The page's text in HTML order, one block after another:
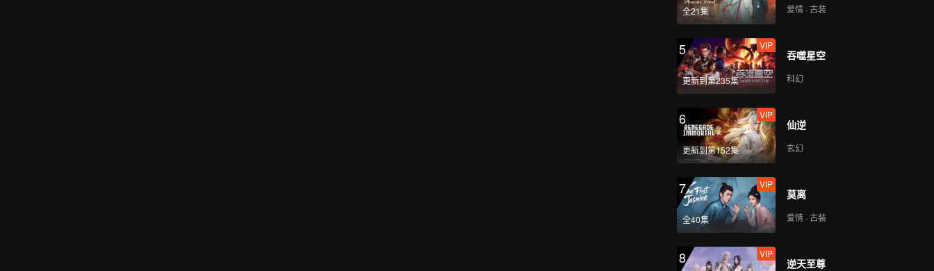
全21集 爱情 · 古装
5
更新到第235集
VIP
吞噬星空
科幻
6
更新到第152集
VIP
仙逆
玄幻
7
全40集
VIP
莫离
爱情 · 古装
8 VIP
逆天至尊